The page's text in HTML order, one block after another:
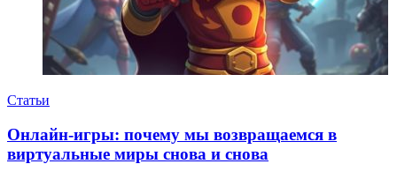
Статьи
Онлайн-игры: почему мы возвращаемся в
виртуальные миры снова и снова